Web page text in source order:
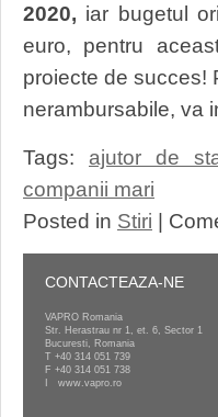
2020, iar bugetul
euro, pentru
proiecte de succes!
nerambursabile, va
Tags: ajutor de
companii mari
Posted in Stiri |
CONTACTEAZA-NE
VAPRO Romania
Str. Herastrau nr 1, et. 6, Sector 1
Bucuresti, Romania
T +40 314 051 739
F +40 314 051 738
www.vapro.ro